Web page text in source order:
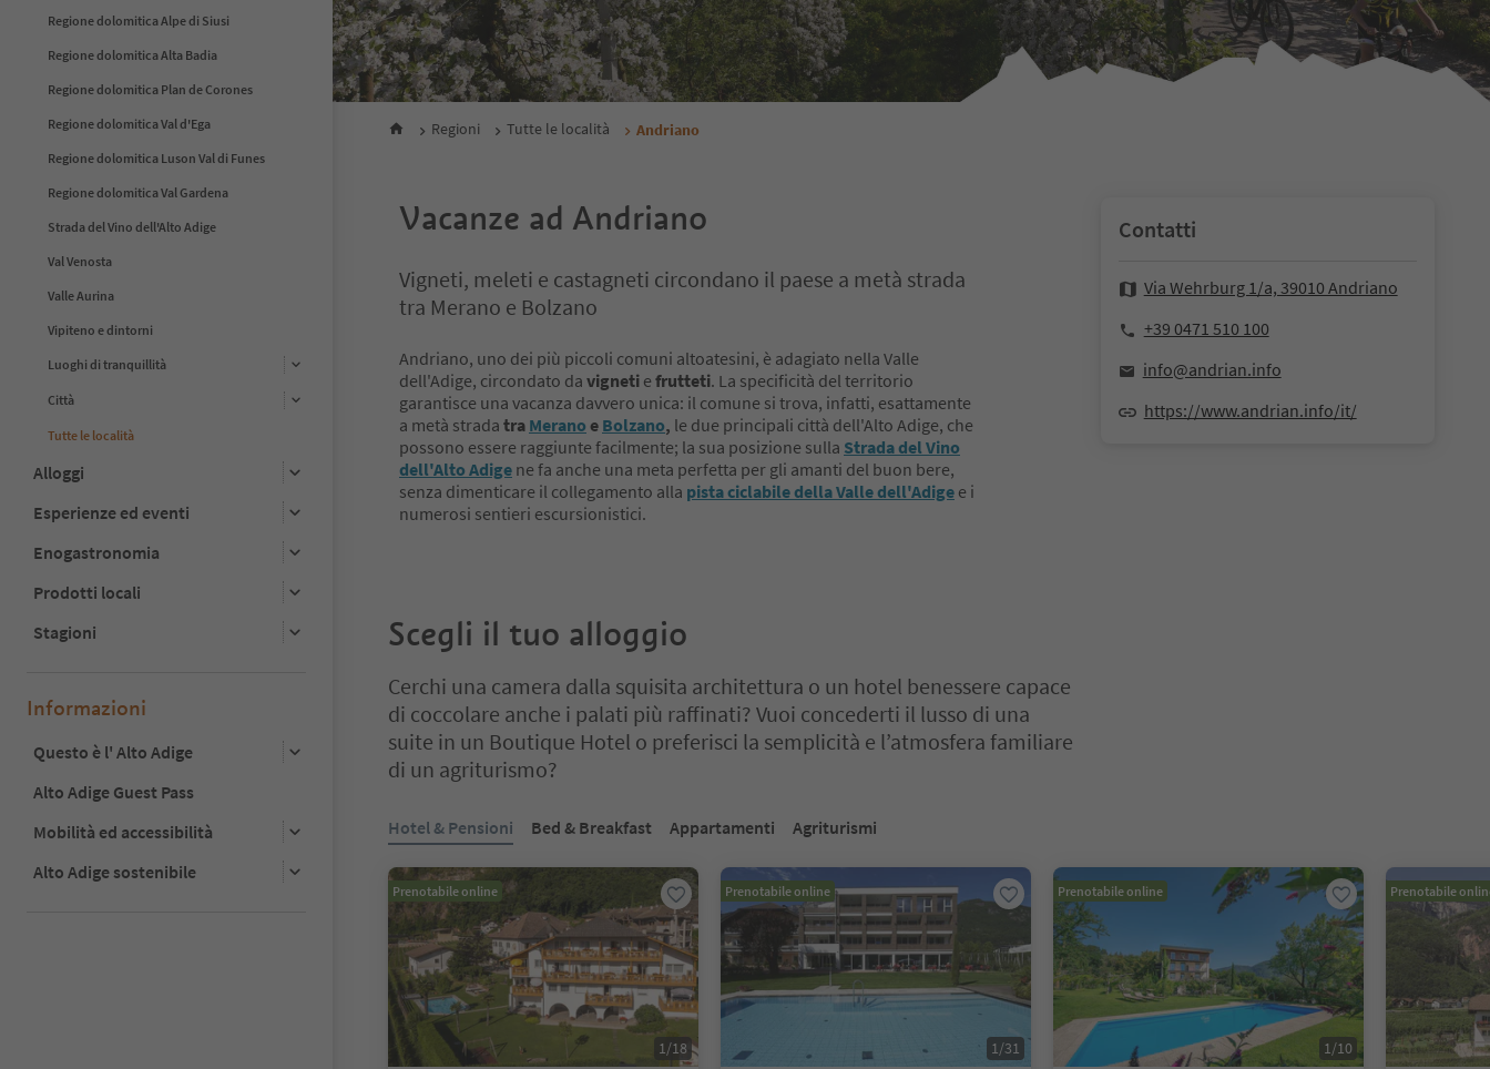
Regione dolomitica Alpe di Siusi
Regione dolomitica Alta Badia
Regione dolomitica Plan de Corones
Regione dolomitica Val d'Ega
Regione dolomitica Luson Val di Funes
Regione dolomitica Val Gardena
Strada del Vino dell'Alto Adige
Val Venosta
Valle Aurina
Vipiteno e dintorni
Luoghi di tranquillità
Città
Tutte le località
Alloggi
Esperienze ed eventi
Enogastronomia
Prodotti locali
Stagioni
Informazioni
Questo è l' Alto Adige
Alto Adige Guest Pass
Mobilità ed accessibilità
Alto Adige sostenibile
Regioni Tutte le località Andriano
Vacanze ad Andriano
Vigneti, meleti e castagneti circondano il paese a metà strada
tra Merano e Bolzano
Andriano, uno dei più piccoli comuni altoatesini, è adagiato nella Valle
dell'Adige, circondato da vigneti e frutteti. La specificità del territorio
garantisce una vacanza davvero unica: il comune si trova, infatti, esattamente
a metà strada tra Merano e Bolzano, le due principali città dell'Alto Adige, che
possono essere raggiunte facilmente; la sua posizione sulla Strada del Vino
dell'Alto Adige ne fa anche una meta perfetta per gli amanti del buon bere,
senza dimenticare il collegamento alla pista ciclabile della Valle dell'Adige e i
numerosi sentieri escursionistici.
Contatti
Via Wehrburg 1/a, 39010 Andriano
+39 0471 510 100
info@andrian.info
https://www.andrian.info/it/
Scegli il tuo alloggio
Cerchi una camera dalla squisita architettura o un hotel benessere capace
di coccolare anche i palati più raffinati? Vuoi concederti il lusso di una
suite in un Boutique Hotel o preferisci la semplicità e l’atmosfera familiare
di un agriturismo?
Hotel & Pensioni Bed & Breakfast Appartamenti Agriturismi
Prenotabile online
1/18
Prenotabile online
1/31
Prenotabile online
1/10
Prenotabile